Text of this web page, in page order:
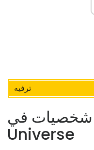
ترفيه
أفضل 5 شخصيات في X-Men
Universe